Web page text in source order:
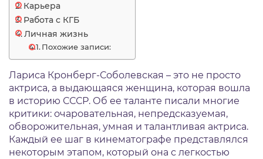
Карьера
Работа с КГБ
Личная жизнь
Похожие записи:
Лариса Кронберг-Соболевская – это не просто
актриса, а выдающаяся женщина, которая вошла
в историю СССР. Об ее таланте писали многие
критики: очаровательная, непредсказуемая,
обворожительная, умная и талантливая актриса.
Каждый ее шаг в кинематографе представлялся
некоторым этапом, который она с легкостью